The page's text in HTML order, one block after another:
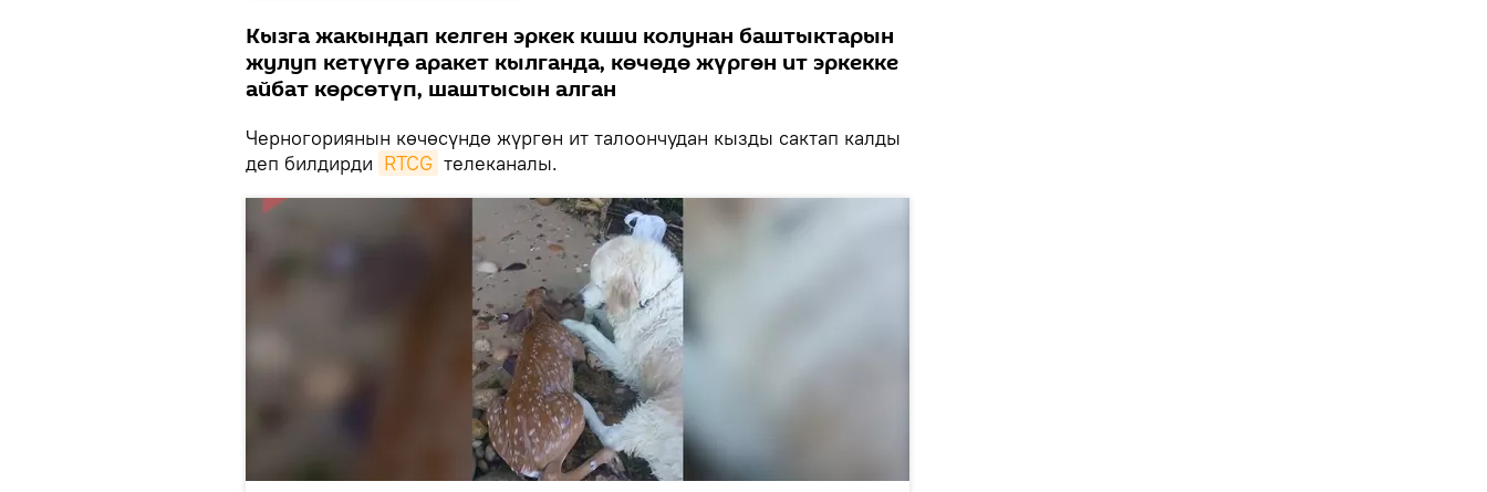
Кызга жакындап келген эркек киши колунан баштыктарын
жулуп кетүүгө аракет кылганда, көчөдө жүргөн ит эркекке
айбат көрсөтүп, шаштысын алган
Черногориянын көчөсүндө жүргөн ит талоончудан кызды сактап калды
деп билдирди RTCG телеканалы.